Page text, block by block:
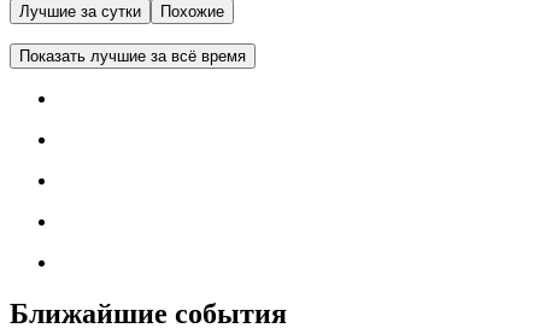
Лучшие за сутки Похожие
Показать лучшие за всё время
Ближайшие события